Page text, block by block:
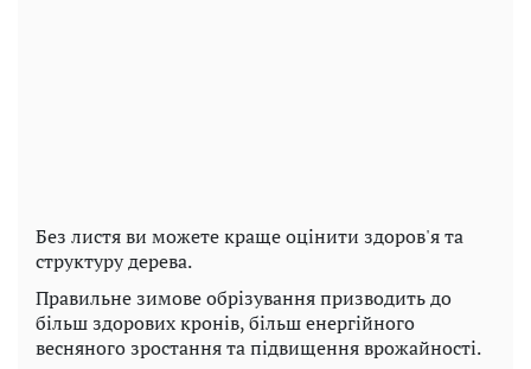
Без листя ви можете краще оцінити здоров'я та
структуру дерева.
Правильне зимове обрізування призводить до
більш здорових кронів, більш енергійного
весняного зростання та підвищення врожайності.